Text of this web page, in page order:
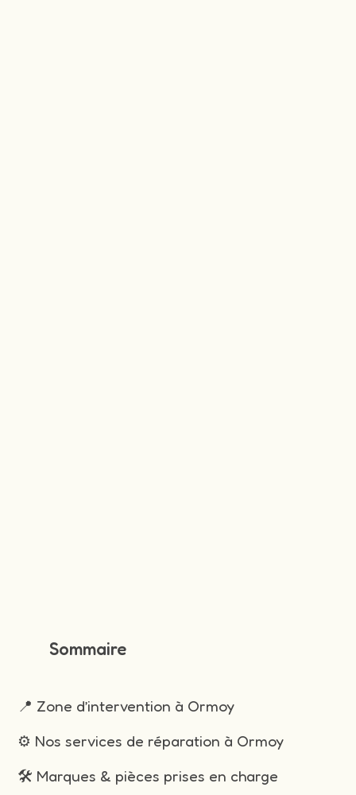
Sommaire
📍 Zone d’intervention à Ormoy
⚙️ Nos services de réparation à Ormoy
🛠️ Marques & pièces prises en charge